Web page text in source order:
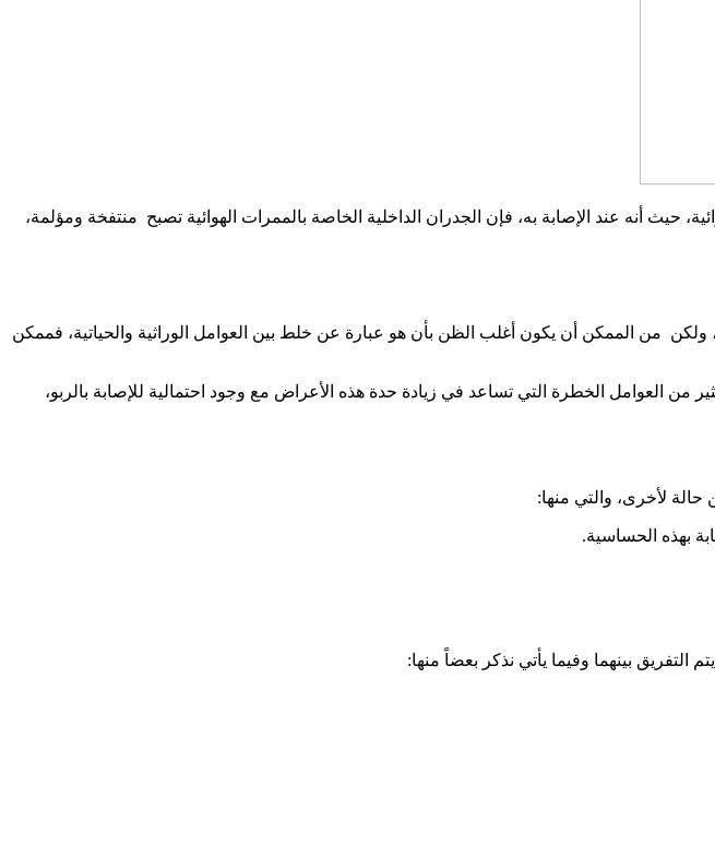
حيث أنه عند الإصابة به، فإن الجدران الداخلية الخاصة بالممرات الهوائية تصبح منتفخة ومؤلمة،
ولكن من الممكن أن يكون أغلب الظن بأن هو عبارة عن خلط بين العوامل الوراثية والحياتية، فممكن
من العوامل الخطرة التي تساعد في زيادة حدة هذه الأعراض مع وجود احتمالية للإصابة بالربو،
لأخرى، والتي منها:
التفريق بينهما وفيما يأتي نذكر بعضاً منها: